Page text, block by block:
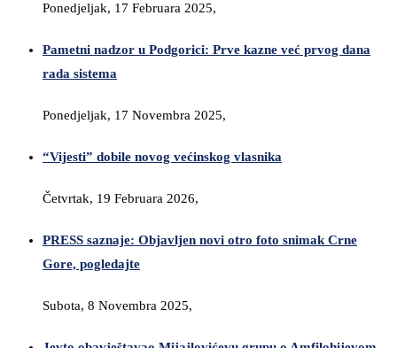
Ponedjeljak, 17 Februara 2025,
Pametni nadzor u Podgorici: Prve kazne već prvog dana
rada sistema
Ponedjeljak, 17 Novembra 2025,
“Vijesti” dobile novog većinskog vlasnika
Četvrtak, 19 Februara 2026,
PRESS saznaje: Objavljen novi otro foto snimak Crne
Gore, pogledajte
Subota, 8 Novembra 2025,